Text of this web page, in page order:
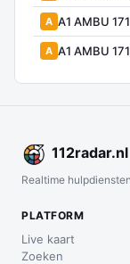
A A1 AMBU
A A1 AMBU
112radar.nl
Realtime
PLATFORM
Live kaart
Zoeken